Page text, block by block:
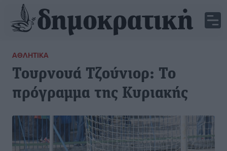
ΑΘΛΗΤΙΚΆ
Τουρνουά Τζούνιορ: Το
πρόγραμμα της Κυριακής